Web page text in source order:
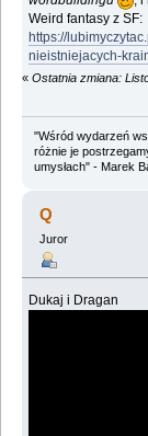
Weird fantasy z SF:
https://
nieistniejacych-
« Ostatnia zmiana:
"Wśród wydarzeń
różnie je
umysłach" - Marek
Q
Juror
Dukaj i Dragan